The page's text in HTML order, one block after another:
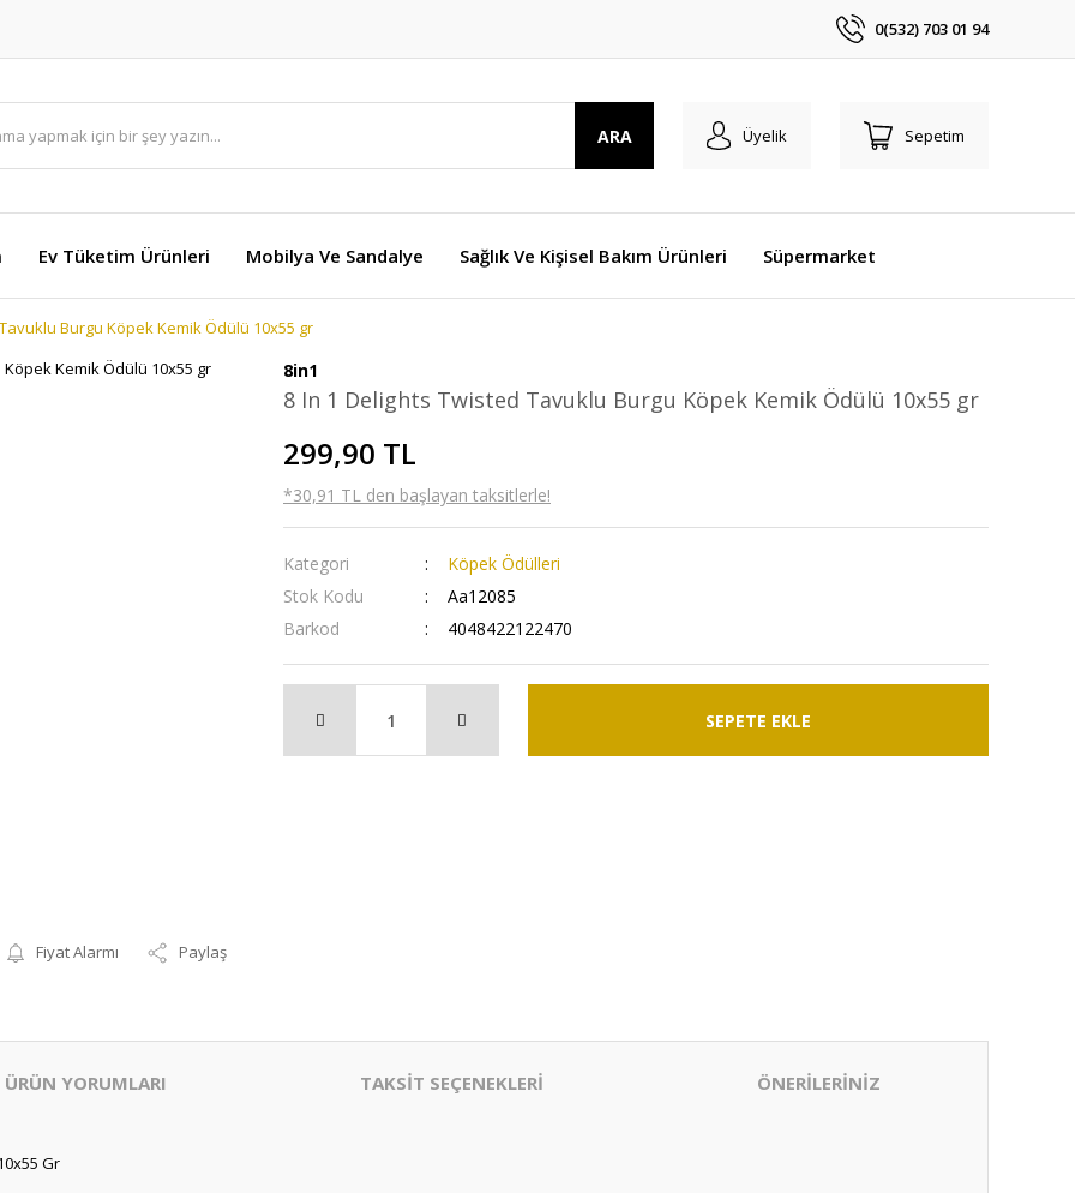
0(532) 703 01 94
ARA Üyelik Sepetim
Ev Tüketim Ürünleri Mobilya Ve Sandalye Sağlık Ve Kişisel Bakım Ürünleri Süpermarket
Burgu Köpek Kemik Ödülü 10x55 gr
Fiyat Alarmı Paylaş
8in1
8 In 1 Delights Twisted Tavuklu Burgu Köpek Kemik Ödülü 10x55 gr
299,90 TL
*30,91 TL den başlayan taksitlerle!
Kategori
Köpek Ödülleri
Stok Kodu
Aa12085
Barkod
4048422122470
SEPETE EKLE
ÜRÜN YORUMLARI TAKSİT SEÇENEKLERİ ÖNERİLERİNİZ
Gr